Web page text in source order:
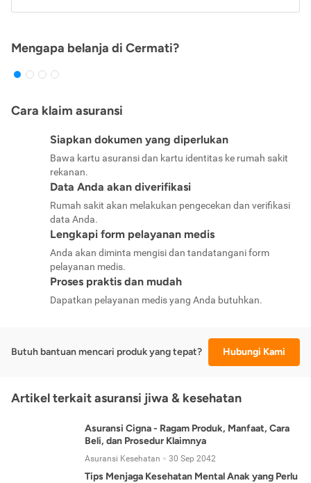
Mengapa belanja di Cermati?
Cara klaim asuransi
Siapkan dokumen yang diperlukan
Bawa kartu asuransi dan kartu identitas ke rumah sakit
rekanan.
Data Anda akan diverifikasi
Rumah sakit akan melakukan pengecekan dan verifikasi
data Anda.
Lengkapi form pelayanan medis
Anda akan diminta mengisi dan tandatangani form
pelayanan medis.
Proses praktis dan mudah
Dapatkan pelayanan medis yang Anda butuhkan.
Butuh bantuan mencari produk yang tepat? Hubungi Kami
Artikel terkait asuransi jiwa & kesehatan
Asuransi Cigna - Ragam Produk, Manfaat, Cara
Beli, dan Prosedur Klaimnya
Asuransi Kesehatan 30 Sep 2042
Tips Menjaga Kesehatan Mental Anak yang Perlu